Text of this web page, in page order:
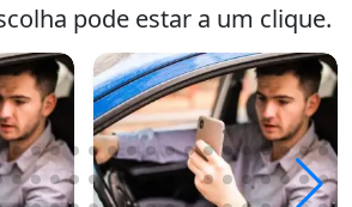
pode estar a um clique.